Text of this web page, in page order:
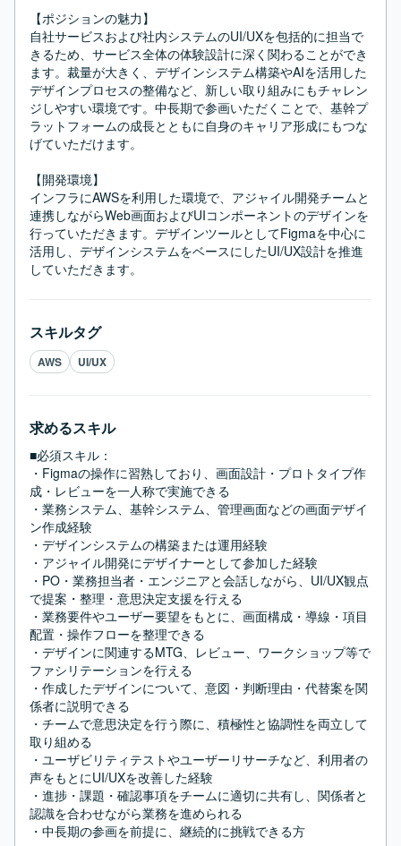
【ポジションの魅力】
自社サービスおよび社内システムのUI/UXを包括的に担当で
きるため、サービス全体の体験設計に深く関わることができ
ます。裁量が大きく、デザインシステム構築やAIを活用した
デザインプロセスの整備など、新しい取り組みにもチャレン
ジしやすい環境です。中長期で参画いただくことで、基幹プ
ラットフォームの成長とともに自身のキャリア形成にもつな
げていただけます。
【開発環境】
インフラにAWSを利用した環境で、アジャイル開発チームと
連携しながらWeb画面およびUIコンポーネントのデザインを
行っていただきます。デザインツールとしてFigmaを中心に
活用し、デザインシステムをベースにしたUI/UX設計を推進
していただきます。
スキルタグ
AWS UI/UX
求めるスキル
■必須スキル：
・Figmaの操作に習熟しており、画面設計・プロトタイプ作
成・レビューを一人称で実施できる
・業務システム、基幹システム、管理画面などの画面デザイ
ン作成経験
・デザインシステムの構築または運用経験
・アジャイル開発にデザイナーとして参加した経験
・PO・業務担当者・エンジニアと会話しながら、UI/UX観点
で提案・整理・意思決定支援を行える
・業務要件やユーザー要望をもとに、画面構成・導線・項目
配置・操作フローを整理できる
・デザインに関連するMTG、レビュー、ワークショップ等で
ファシリテーションを行える
・作成したデザインについて、意図・判断理由・代替案を関
係者に説明できる
・チームで意思決定を行う際に、積極性と協調性を両立して
取り組める
・ユーザビリティテストやユーザーリサーチなど、利用者の
声をもとにUI/UXを改善した経験
・進捗・課題・確認事項をチームに適切に共有し、関係者と
認識を合わせながら業務を進められる
・中長期の参画を前提に、継続的に挑戦できる方